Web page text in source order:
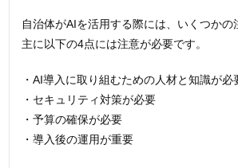
自治体がAIを活用する際には、いくつかの
主に以下の4点には注意が必要です。
・AI導入に取り組むための人材と知識が必
・セキュリティ対策が必要
・予算の確保が必要
・導入後の運用が重要